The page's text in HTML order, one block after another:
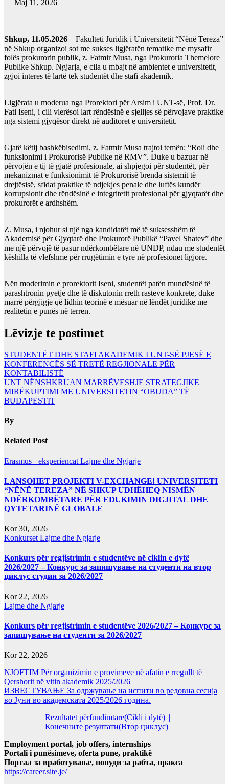
Maj 11, 2026
Shkup, 11.05.2026 – Fakulteti Juridik i Universitetit “Nënë Tereza”
në Shkup organizoi sot me sukses ligjëratën tematike me mysafir
folës prokurorin publik, z. Fatmir Musa, nga Prokuroria Themelore
Publike Shkup. Ngjarja, e cila u mbajt në ambientet e universitetit,
zgjoi interes të lartë tek studentët dhe stafi akademik.
Ligjërata u moderua nga Prorektori për Arsim i UNT-së, Prof. Dr.
Fati Iseni, i cili vlerësoi lart rëndësinë e sjelljes së përvojave praktike
nga sistemi gjyqësor direkt në auditoret e universitetit.
Gjatë këtij bashkëbisedimi, z. Fatmir Musa trajtoi temën: “Roli dhe
funksionimi i Prokurorisë Publike në RMV”. Duke u bazuar në
përvojën e tij të gjatë profesionale, ai shpjegoi për studentët, për
mekanizmat e funksionimit të Prokurorisë brenda sistemit të
drejtësisë, sfidat praktike të ndjekjes penale dhe luftës kundër
korrupsionit dhe rëndësinë e integritetit profesional për gjyqtarët dhe
prokurorët e ardhshëm.
Z. Musa, i njohur si një nga kandidatët më të suksesshëm të
Akademisë për Gjyqtarë dhe Prokurorë Publikë “Pavel Shatev” dhe
me një përvojë të pasur ndërkombëtare në UNDP, ndau me studentët
këshilla të vlefshme për rrugëtimin e tyre në profesionet ligjore.
Nën moderimin e prorektorit Iseni, studentët patën mundësinë të
parashtronin pyetje dhe të diskutonin rreth rasteve konkrete, duke
marrë përgjigje që lidhin teorinë e mësuar në lëndët juridike me
realitetin e punës në terren.
Lëvizje te postimet
STUDENTËT DHE STAFI AKADEMIK I UNT-SË PJESË E
KONFERENCËS SË TREТË REGJIONALE PËR
KONTABILISTË
UNT NËNSHKRUAN MARRËVESHJE STRATEGJIKE
MIRËKUPTIMI ME UNIVERSITETIN “OBUDA” TË
BUDAPESTIT
By
Related Post
Erasmus+ eksperiencat Lajme dhe Ngjarje
LANSOHET PROJEKTI V-EXCHANGE! UNIVERSITETI
“NËNË TEREZA” NË SHKUP UDHËHEQ NISMËN
NDËRKOMBËTARE PËR EDUKIMIN DIGJITAL DHE
QYTETARINË GLOBALE
Kor 30, 2026
Konkurset Lajme dhe Ngjarje
Konkurs për regjistrimin e studentëve në ciklin e dytë
2026/2027 – Конкурс за запишување на студенти на втор
циклус студии за 2026/2027
Kor 22, 2026
Lajme dhe Ngjarje
Konkurs për regjistrimin e studentëve 2026/2027 – Конкурс за
запишување на студенти за 2026/2027
Kor 22, 2026
NJOFTIM Për organizimin e provimeve në afatin e rregullt të
Qershorit në vitin akademik 2025/2026
ИЗВЕСТУВАЊЕ За одржување на испити во редовна сесија
во Јуни во академската 2025/2026 година.
Rezultatet përfundimtare(Cikli i dytë) ||
Конечните резултати(Втор циклус)
Employment portal, job offers, internships
Portali i punësimeve, oferta pune, praktikë
Портал за вработување, понуди за рабта, пракса
https://career.site.je/